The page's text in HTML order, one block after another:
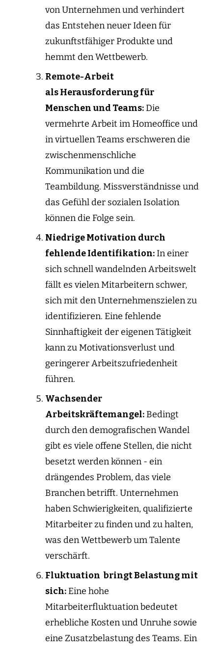
von Unternehmen und verhindert
das Entstehen neuer Ideen für
zukunftstfähiger Produkte und
hemmt den Wettbewerb.
Remote-Arbeit
alsHerausforderungfür
Menschen und Teams:Die
vermehrte Arbeit im Homeoffice und
in virtuellen Teams erschweren die
zwischenmenschliche
Kommunikation und die
Teambildung. Missverständnisse und
das Gefühl der sozialen Isolation
können die Folge sein.
Niedrige Motivation durch
fehlende Identifikation:In einer
sich schnell wandelnden Arbeitswelt
fällt es vielen Mitarbeitern schwer,
sich mit den Unternehmenszielen zu
identifizieren. Eine fehlende
Sinnhaftigkeit der eigenen Tätigkeit
kann zu Motivationsverlust und
geringerer Arbeitszufriedenheit
führen.
Wachsender
Arbeitskräftemangel:Bedingt
durch den demografischen Wandel
gibt es viele offene Stellen, die nicht
besetzt werden können - ein
drängendes Problem, das viele
Branchen betrifft. Unternehmen
haben Schwierigkeiten, qualifizierte
Mitarbeiter zu finden und zu halten,
was den Wettbewerb um Talente
verschärft.
Fluktuation bringt Belastung mit
sich:Eine hohe
Mitarbeiterfluktuation bedeutet
erhebliche Kosten und Unruhe sowie
eine Zusatzbelastung des Teams. Ein